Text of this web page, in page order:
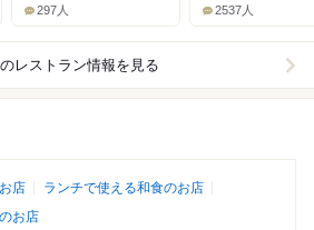
297人 2537人
のレストラン情報を見る
店
ランチで使える和食のお店
お店